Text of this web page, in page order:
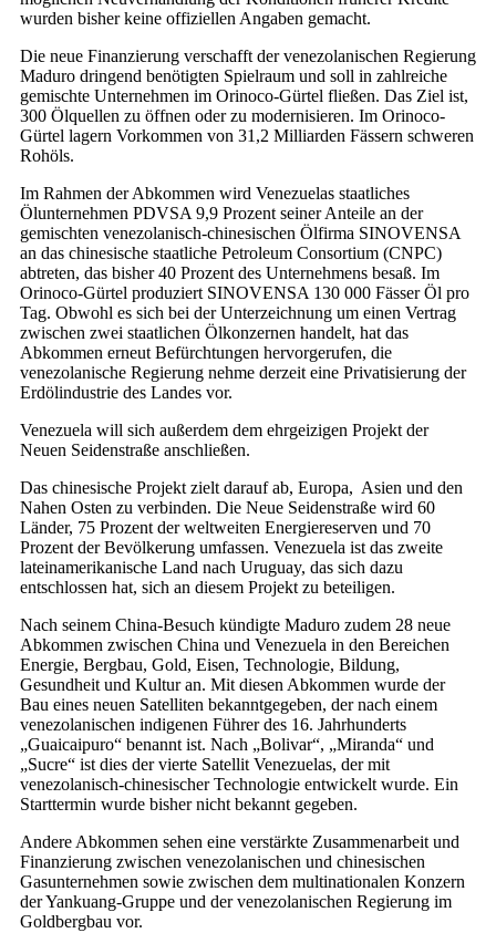
wurden bisher keine offiziellen Angaben gemacht.
Die neue Finanzierung verschafft der venezolanischen Regierung
Maduro dringend benötigten Spielraum und soll in zahlreiche
gemischte Unternehmen im Orinoco-Gürtel fließen. Das Ziel ist,
300 Ölquellen zu öffnen oder zu modernisieren. Im Orinoco-
Gürtel lagern Vorkommen von 31,2 Milliarden Fässern schweren
Rohöls.
Im Rahmen der Abkommen wird Venezuelas staatliches
Ölunternehmen PDVSA 9,9 Prozent seiner Anteile an der
gemischten venezolanisch-chinesischen Ölfirma SINOVENSA
an das chinesische staatliche Petroleum Consortium (CNPC)
abtreten, das bisher 40 Prozent des Unternehmens besaß. Im
Orinoco-Gürtel produziert SINOVENSA 130 000 Fässer Öl pro
Tag. Obwohl es sich bei der Unterzeichnung um einen Vertrag
zwischen zwei staatlichen Ölkonzernen handelt, hat das
Abkommen erneut Befürchtungen hervorgerufen, die
venezolanische Regierung nehme derzeit eine Privatisierung der
Erdölindustrie des Landes vor.
Venezuela will sich außerdem dem ehrgeizigen Projekt der
Neuen Seidenstraße anschließen.
Das chinesische Projekt zielt darauf ab, Europa, Asien und den
Nahen Osten zu verbinden. Die Neue Seidenstraße wird 60
Länder, 75 Prozent der weltweiten Energiereserven und 70
Prozent der Bevölkerung umfassen. Venezuela ist das zweite
lateinamerikanische Land nach Uruguay, das sich dazu
entschlossen hat, sich an diesem Projekt zu beteiligen.
Nach seinem China-Besuch kündigte Maduro zudem 28 neue
Abkommen zwischen China und Venezuela in den Bereichen
Energie, Bergbau, Gold, Eisen, Technologie, Bildung,
Gesundheit und Kultur an. Mit diesen Abkommen wurde der
Bau eines neuen Satelliten bekanntgegeben, der nach einem
venezolanischen indigenen Führer des 16. Jahrhunderts
„Guaicaipuro“ benannt ist. Nach „Bolivar“, „Miranda“ und
„Sucre“ ist dies der vierte Satellit Venezuelas, der mit
venezolanisch-chinesischer Technologie entwickelt wurde. Ein
Starttermin wurde bisher nicht bekannt gegeben.
Andere Abkommen sehen eine verstärkte Zusammenarbeit und
Finanzierung zwischen venezolanischen und chinesischen
Gasunternehmen sowie zwischen dem multinationalen Konzern
der Yankuang-Gruppe und der venezolanischen Regierung im
Goldbergbau vor.